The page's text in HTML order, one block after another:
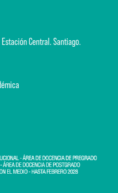
Central. Santiago.